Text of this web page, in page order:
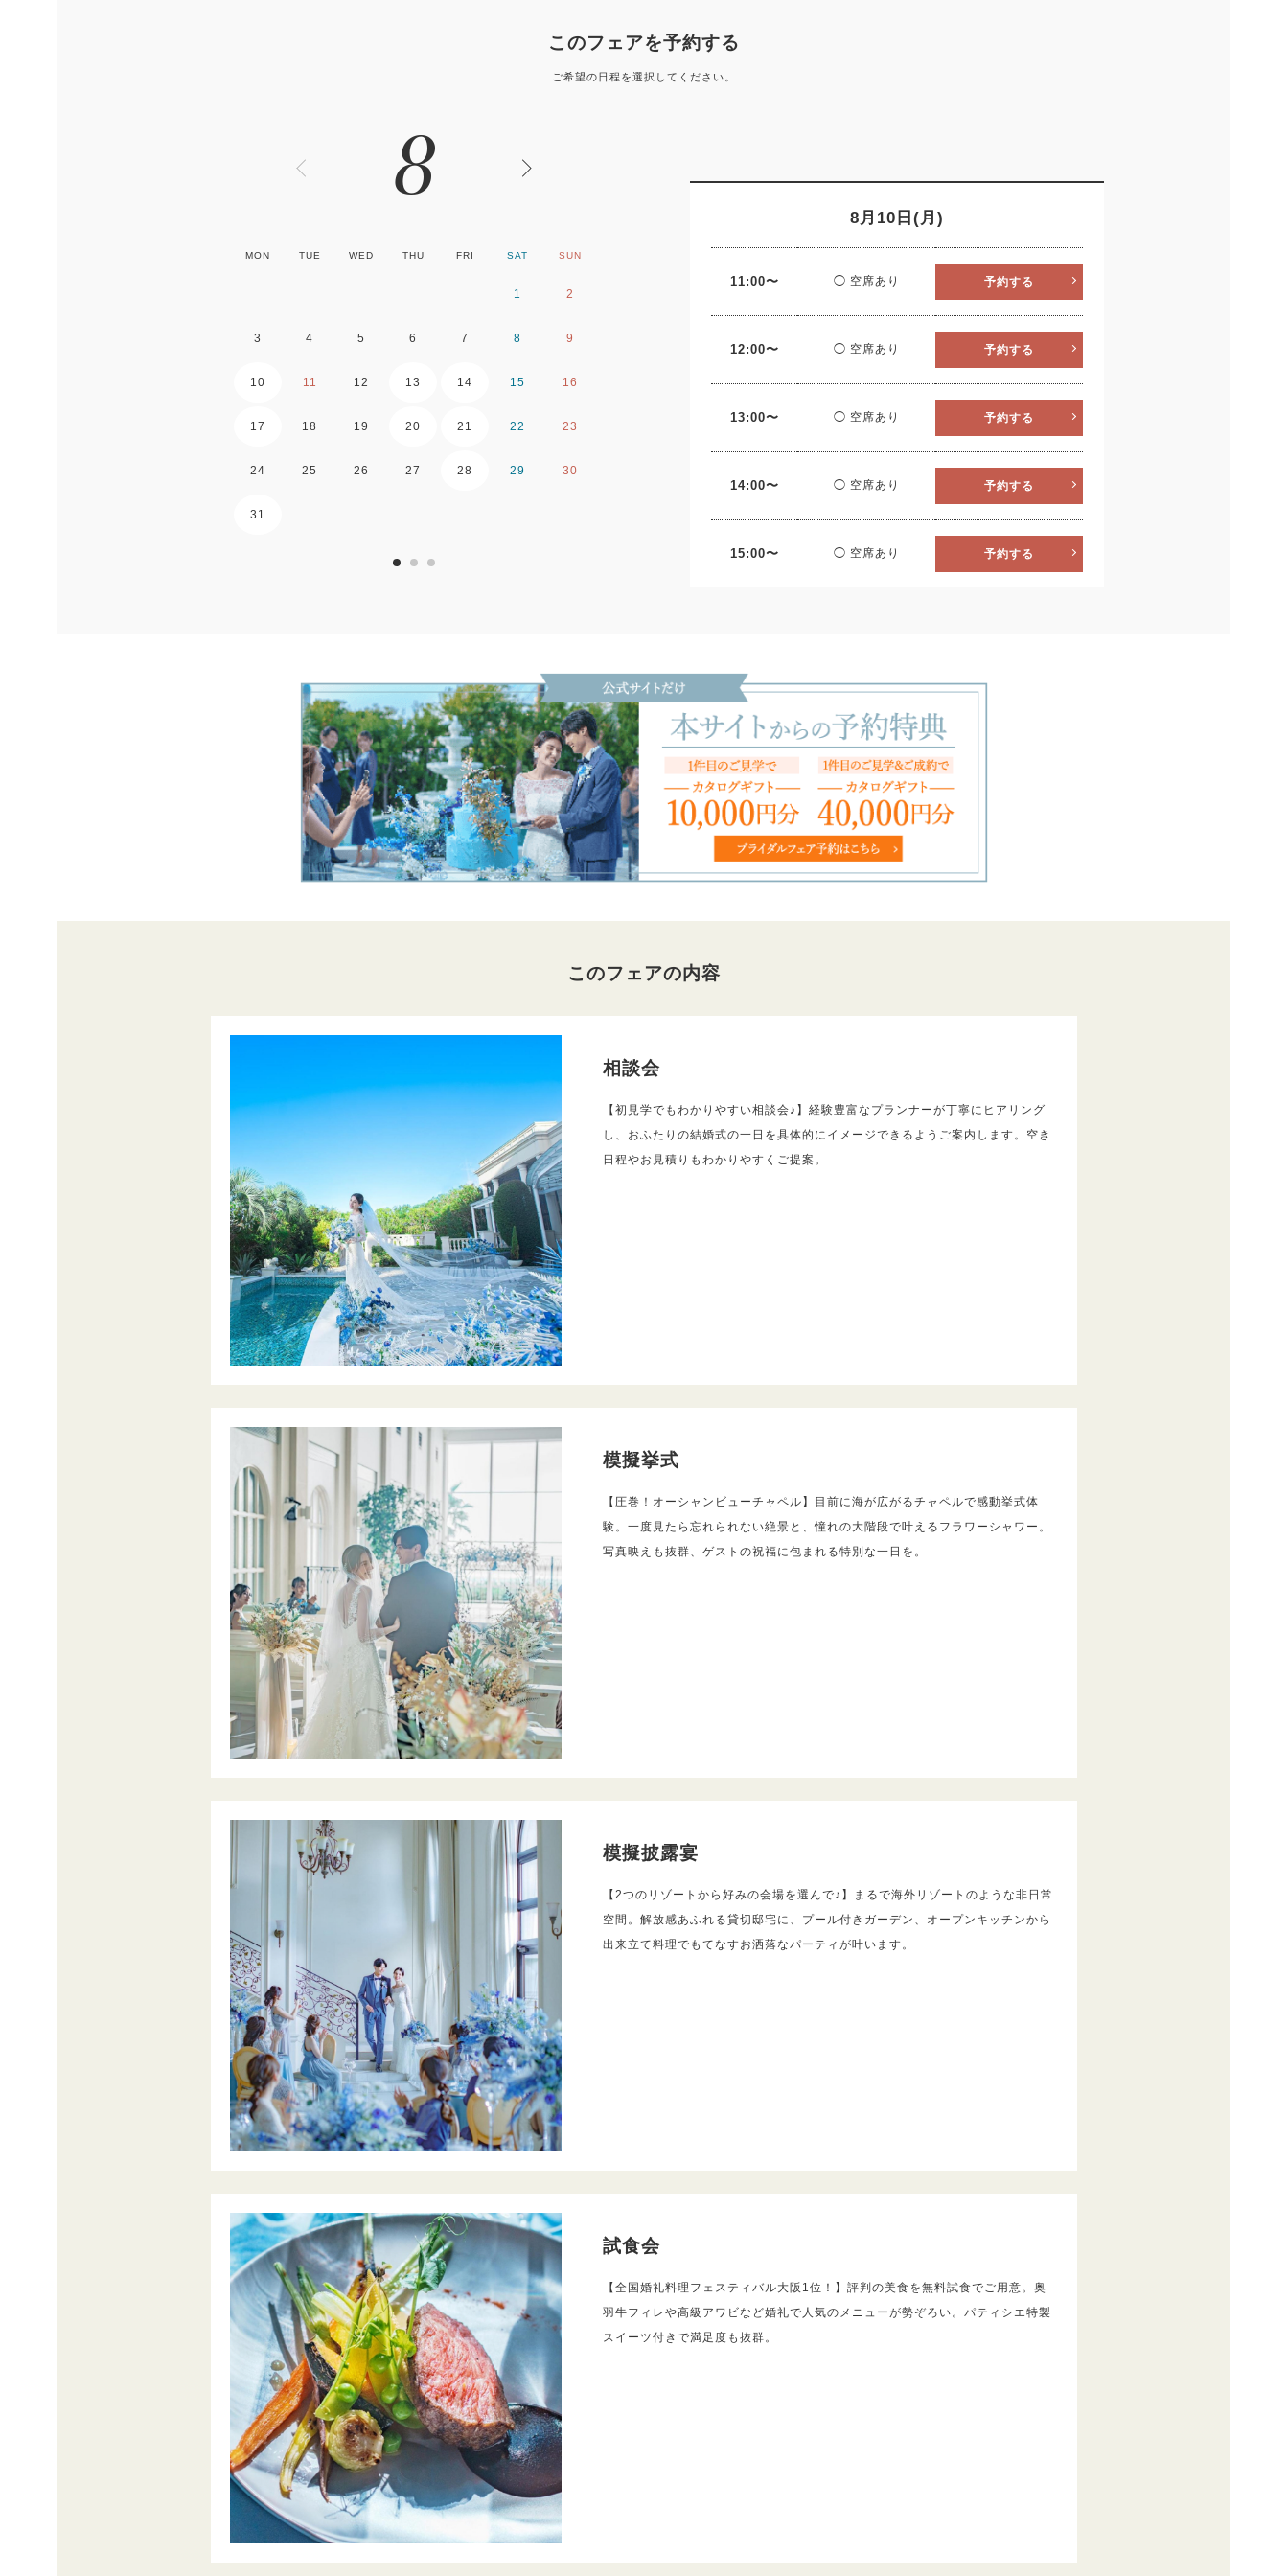
このフェアを予約する
ご希望の日程を選択してください。
8
MON TUE WED THU FRI SAT SUN
1 2
3 4 5 6 7 8 9
10 11 12 13 14 15 16
17 18 19 20 21 22 23
24 25 26 27 28 29 30
31
9
14 15 16 17 18 19 20
26
8月10日(月)
11:00〜 ◯ 空席あり 予約する
12:00〜 ◯ 空席あり 予約する
13:00〜 ◯ 空席あり 予約する
14:00〜 ◯ 空席あり 予約する
15:00〜 ◯ 空席あり 予約する
このフェアの内容
相談会
【初見学でもわかりやすい相談会♪】経験豊富なプランナーが丁寧にヒアリング
し、おふたりの結婚式の一日を具体的にイメージできるようご案内します。空き
日程やお見積りもわかりやすくご提案。
模擬挙式
【圧巻！オーシャンビューチャペル】目前に海が広がるチャペルで感動挙式体
験。一度見たら忘れられない絶景と、憧れの大階段で叶えるフラワーシャワー。
写真映えも抜群、ゲストの祝福に包まれる特別な一日を。
模擬披露宴
【2つのリゾートから好みの会場を選んで♪】まるで海外リゾートのような非日常
空間。解放感あふれる貸切邸宅に、プール付きガーデン、オープンキッチンから
出来立て料理でもてなすお洒落なパーティが叶います。
試食会
【全国婚礼料理フェスティバル大阪1位！】評判の美食を無料試食でご用意。奥
羽牛フィレや高級アワビなど婚礼で人気のメニューが勢ぞろい。パティシエ特製
スイーツ付きで満足度も抜群。